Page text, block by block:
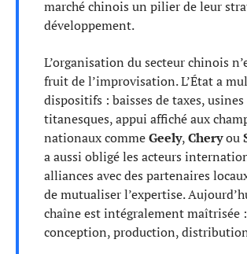
marché chinois un pilier de leur
développement.
L’organisation du secteur chinois
fruit de l’improvisation. L’État a
dispositifs : baisses de taxes, usines
titanesques, appui affiché aux
nationaux commeGeely,Cheryou
a aussi obligé les acteurs
alliances avec des partenaires
de mutualiser l’expertise.
chaîne est intégralement maîtrisée :
conception, production,